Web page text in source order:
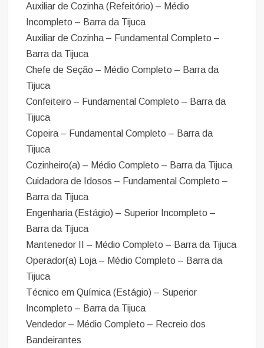
Auxiliar de Cozinha (Refeitório) – Médio
Incompleto – Barra da Tijuca
Auxiliar de Cozinha – Fundamental Completo –
Barra da Tijuca
Chefe de Seção – Médio Completo – Barra da
Tijuca
Confeiteiro – Fundamental Completo – Barra da
Tijuca
Copeira – Fundamental Completo – Barra da
Tijuca
Cozinheiro(a) – Médio Completo – Barra da Tijuca
Cuidadora de Idosos – Fundamental Completo –
Barra da Tijuca
Engenharia (Estágio) – Superior Incompleto –
Barra da Tijuca
Mantenedor II – Médio Completo – Barra da Tijuca
Operador(a) Loja – Médio Completo – Barra da
Tijuca
Técnico em Química (Estágio) – Superior
Incompleto – Barra da Tijuca
Vendedor – Médio Completo – Recreio dos
Bandeirantes